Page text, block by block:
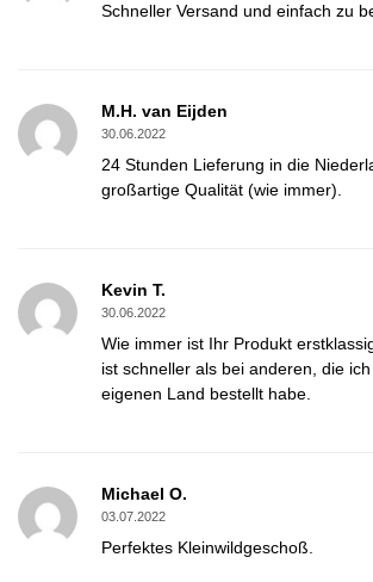
Schneller Versand und einfach zu
M.H. van Eijden
30.06.2022
24 Stunden Lieferung in die
großartige Qualität (wie immer).
Kevin T.
30.06.2022
Wie immer ist Ihr Produkt
ist schneller als bei anderen, die
eigenen Land bestellt habe.
Michael O.
03.07.2022
Perfektes Kleinwildgeschoß.